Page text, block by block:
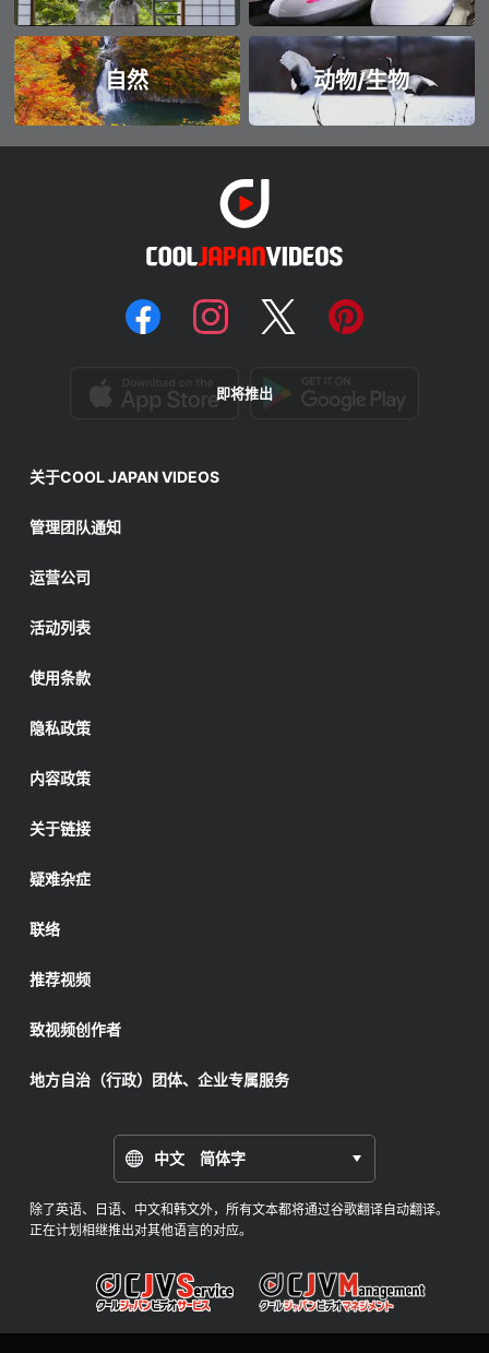
自然 动物/生物
即将推出
关于COOL JAPAN VIDEOS
管理团队通知
运营公司
活动列表
使用条款
隐私政策
内容政策
关于链接
疑难杂症
联络
推荐视频
致视频创作者
地方自治（行政）团体、企业专属服务
中文 简体字
除了英语、日语、中文和韩文外，所有文本都将通过谷歌翻译自动翻译。
正在计划相继推出对其他语言的对应。